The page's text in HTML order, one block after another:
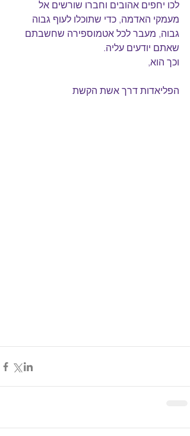
לכו יחפים אהובים וחברו שורשים אל
מעמקי האדמה, כדי שתוכלו לעוף גבוה
גבוה, מעבר לכל אטמוספירה שחשבתם
שאתם יודעים עליה.
וכך הוא,
הפליאדות דרך אשת הקשת